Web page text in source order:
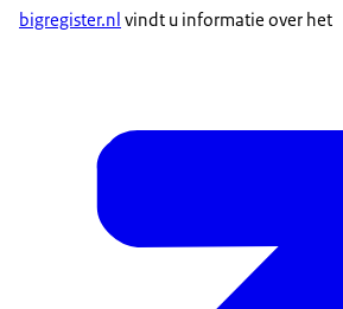
bigregister.nl vindt u informatie over het